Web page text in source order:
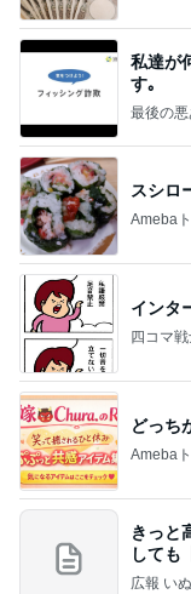
私達が
す｡
最後の悪
スシロ
Ameba
インタ
四コマ
どっち
Ameba
きっと
しても
だろ
広報 い